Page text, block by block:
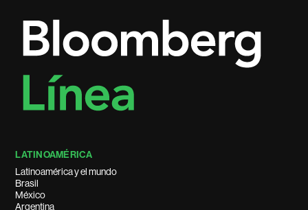
LATINOAMÉRICA
Latinoamérica y el mundo
Brasil
México
Argentina